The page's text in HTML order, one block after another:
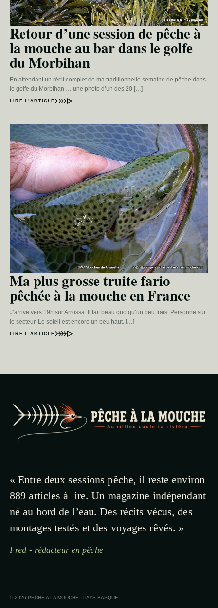
Retour d’une session de pêche à
la mouche au bar dans le golfe
du Morbihan
En attendant un récit complet de ma traditionnelle semaine de pêche dans
le golfe du Morbihan … une photo d’un des 20 […]
LIRE L’ARTICLE
Ma plus grosse truite fario
pêchée à la mouche en France
J’arrive vers 19h sur Arrossa. Il fait beau quoiqu’un peu frais. Personne sur
le secteur. Le soleil est encore un peu haut, […]
LIRE L’ARTICLE
« Entre deux sessions pêche, il reste environ
889 articles à lire. Un magazine indépendant
né au bord de l’eau. Des récits vécus, des
montages testés et des voyages rêvés. »
Fred - rédacteur en pêche
© 2026 PECHE A LA MOUCHE · PAYS BASQUE